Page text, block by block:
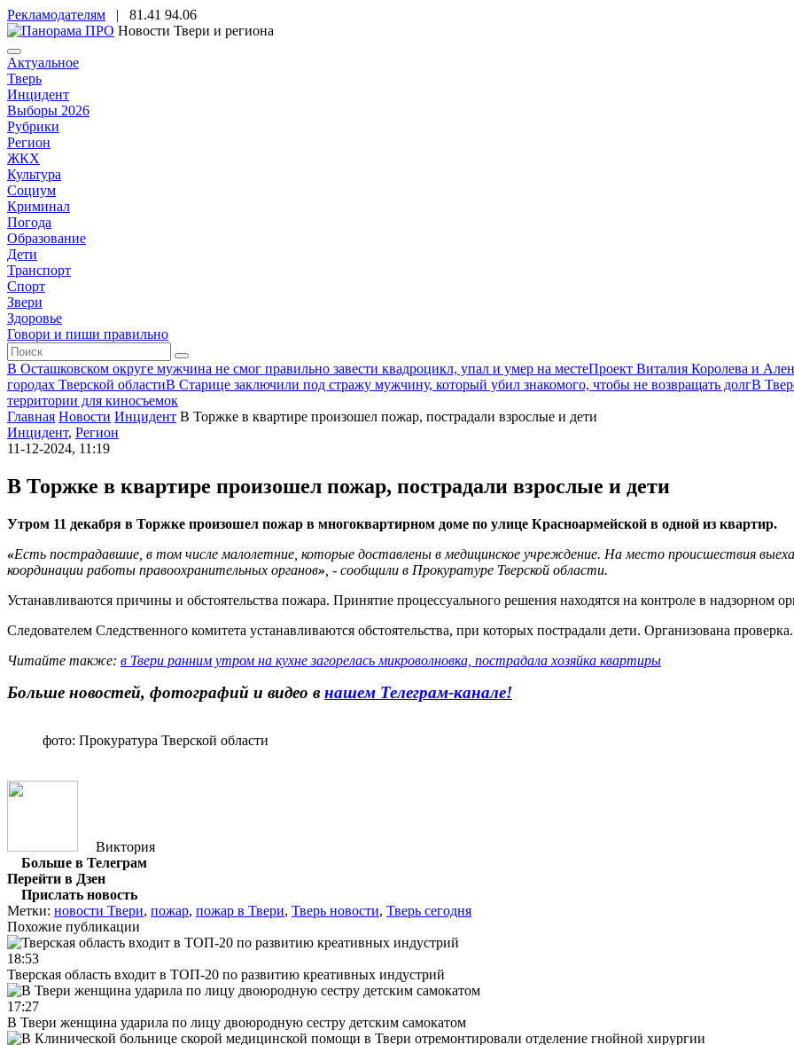
Рекламодателям | 81.41 94.06
Новости Твери и региона
Актуальное
Тверь
Инцидент
Выборы 2026
Рубрики
Регион
ЖКХ
Культура
Социум
Криминал
Погода
Образование
Дети
Транспорт
Спорт
Звери
Здоровье
Говори и пиши правильно
В Осташковском округе мужчина не смог правильно завести квадроцикл, упал и умер на местеПроект Виталия Королева и
городах Тверской областиВ Старице заключили под стражу мужчину, который убил знакомого, чтобы не возвращать долгВ
территории для киносъемок
Главная Новости Инцидент В Торжке в квартире произошел пожар, пострадали взрослые и дети
Инцидент, Регион
11-12-2024, 11:19
В Торжке в квартире произошел пожар, пострадали взрослые и дети
Утром 11 декабря в Торжке произошел пожар в многоквартирном доме по улице Красноармейской в одной из квартир.
«Есть пострадавшие, в том числе малолетние, которые доставлены в медицинское учреждение. На место происшествия
координации работы правоохранительных органов» , - сообщили в Прокуратуре Тверской области.
Устанавливаются причины и обстоятельства пожара. Принятие процессуального решения находятся на контроле в надзорном
Следователем Следственного комитета устанавливаются обстоятельства, при которых пострадали дети. Организована
Читайте также: в Твери ранним утром на кухне загорелась микроволновка, пострадала хозяйка квартиры
Больше новостей, фотографий и видео в нашем Телеграм-канале!
фото: Прокуратура Тверской области
Виктория
Больше в Телеграм
Перейти в Дзен
Прислать новость
Метки: новости Твери, пожар, пожар в Твери, Тверь новости, Тверь сегодня
Похожие публикации
18:53
Тверская область входит в ТОП-20 по развитию креативных индустрий
17:27
В Твери женщина ударила по лицу двоюродную сестру детским самокатом